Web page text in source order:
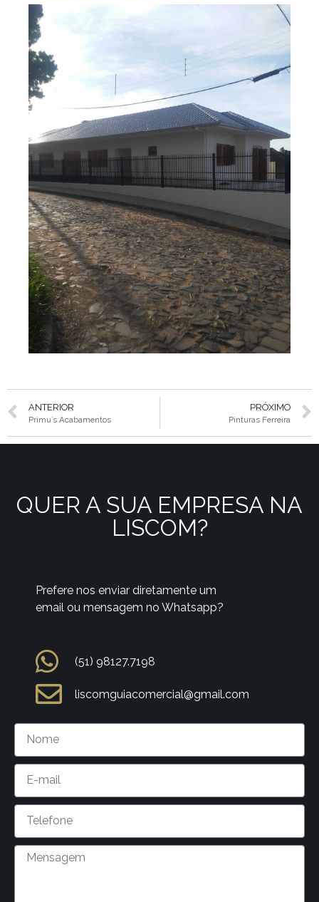
ANTERIOR
Primu’s Acabamentos
PRÓXIMO
Pinturas Ferreira
QUER A SUA EMPRESA NA
LISCOM?
Prefere nos enviar diretamente um
email ou mensagem no Whatsapp?
(51) 98127.7198
liscomguiacomercial@gmail.com